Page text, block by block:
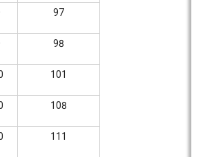
97
98
101
108
111